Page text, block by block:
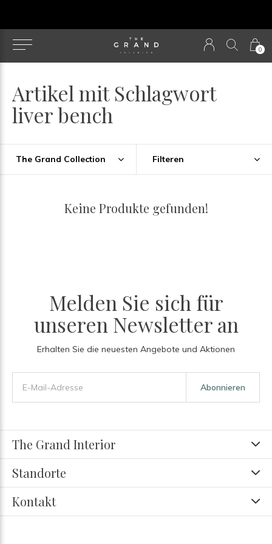
0
Artikel mit Schlagwort
liver bench
The Grand Collection Filteren
Keine Produkte gefunden!
Melden Sie sich für
unseren Newsletter an
Erhalten Sie die neuesten Angebote und Aktionen
Abonnieren
The Grand Interior
Standorte
Kontakt